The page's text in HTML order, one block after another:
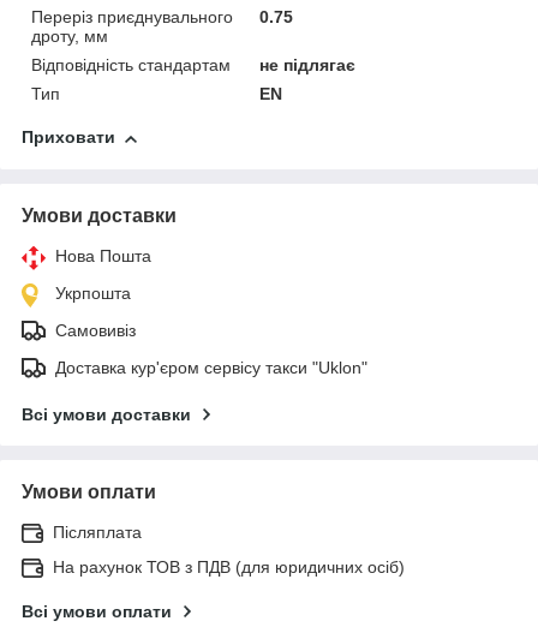
Переріз приєднувального
дроту, мм
0.75
Відповідність стандартам
не підлягає
Тип
EN
Приховати
Умови доставки
Нова Пошта
Укрпошта
Самовивіз
Доставка кур'єром сервісу такси "Uklon"
Всі умови доставки
Умови оплати
Післяплата
На рахунок ТОВ з ПДВ (для юридичних осіб)
Всі умови оплати